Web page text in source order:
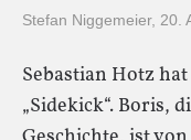
Stefan Niggemeier, 20.
Sebastian Hotz
„Sidekick“. Boris,